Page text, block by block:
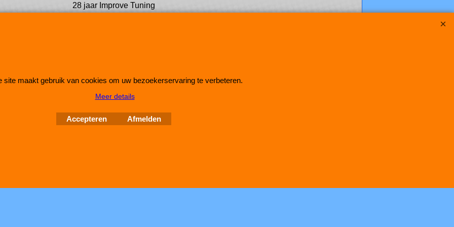
28 jaar Improve Tuning
software.
site maakt gebruik van cookies om uw bezoekerservaring te verbeteren.
Meer details
Accepteren Afmelden